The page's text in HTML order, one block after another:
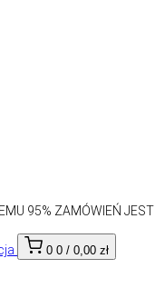
95% ZAMÓWIEŃ
0 0 / 0,00 zł